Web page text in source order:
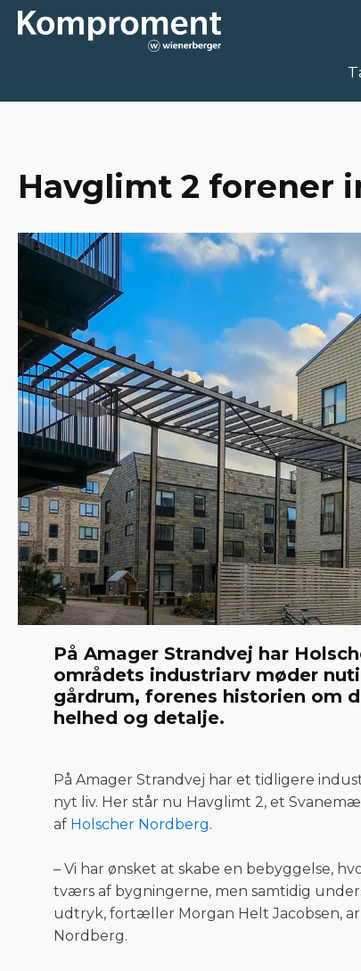
Havglimt 2 forener
På Amager Strandvej har
områdets industriarv møder
gårdrum, forenes historien om
helhed og detalje.
På Amager Strandvej har et tidligere
nyt liv. Her står nu Havglimt 2, et
af Holscher Nordberg.
– Vi har ønsket at skabe en bebyggelse,
tværs af bygningerne, men samtidig
udtryk, fortæller Morgan Helt Jacobsen,
Nordberg.